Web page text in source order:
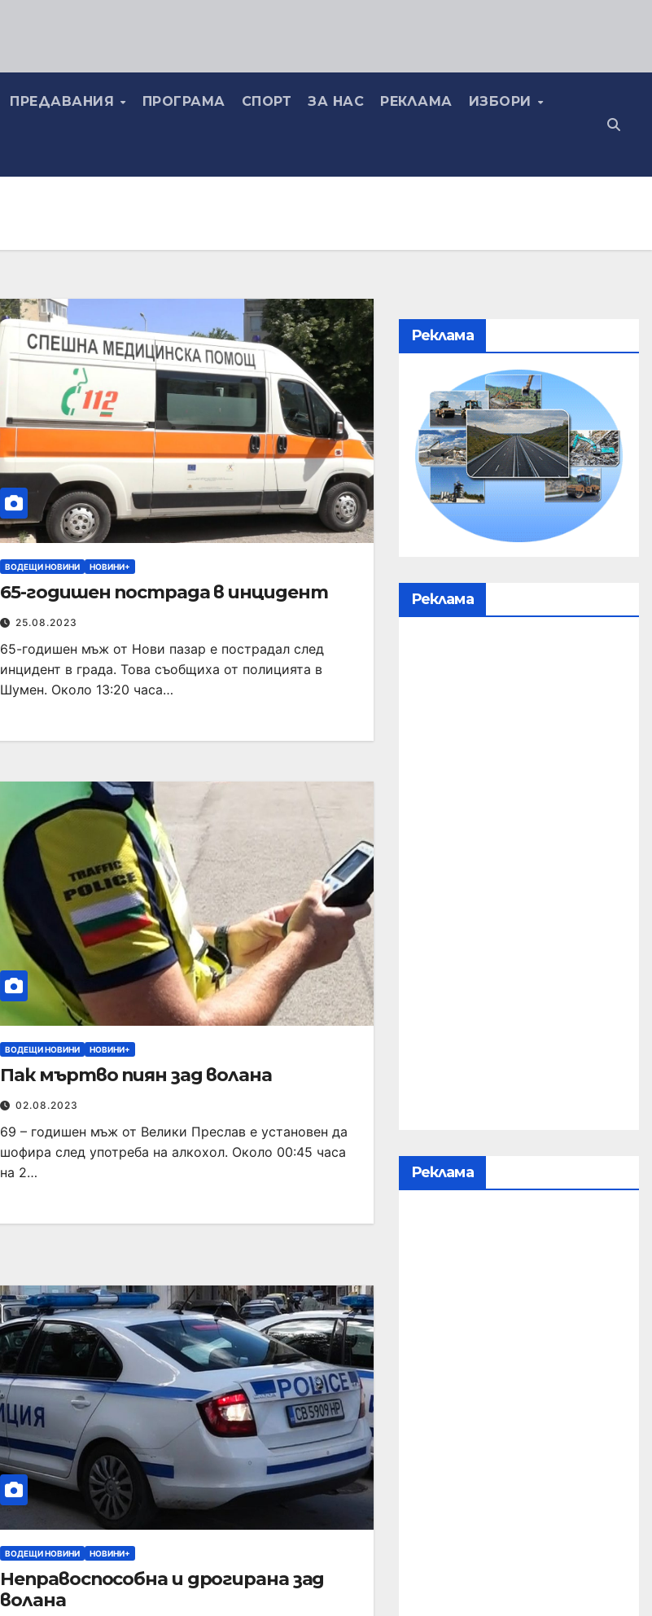
ПРЕДАВАНИЯ ПРОГРАМА СПОРТ ЗА НАС РЕКЛАМА ИЗБОРИ
ВОДЕЩИ НОВИНИ НОВИНИ+
65-годишен пострада в инцидент
25.08.2023
65-годишен мъж от Нови пазар е пострадал след
инцидент в града. Това съобщиха от полицията в
Шумен. Около 13:20 часа…
ВОДЕЩИ НОВИНИ НОВИНИ+
Пак мъртво пиян зад волана
02.08.2023
69 – годишен мъж от Велики Преслав е установен да
шофира след употреба на алкохол. Около 00:45 часа
на 2…
ВОДЕЩИ НОВИНИ НОВИНИ+
Неправоспособна и дрогирана зад
волана
Реклама
Реклама
Реклама